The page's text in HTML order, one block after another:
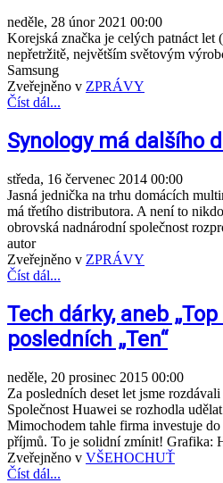
neděle, 28 únor 2021 00:00
Korejská značka je celých patnáct let
nepřetržitě, největším světovým
Samsung
Zveřejněno v ZPRÁVY
Číst dál...
Synology má dalšího
středa, 16 červenec 2014 00:00
Jasná jednička na trhu domácích
má třetího distributora. A není to
obrovská nadnárodní společnost
autor
Zveřejněno v ZPRÁVY
Číst dál...
Tech dárky, aneb „Top
posledních „Ten“
neděle, 20 prosinec 2015 00:00
Za posledních deset let jsme
Společnost Huawei se rozhodla
Mimochodem tahle firma investuje
příjmů. To je solidní zmínit! Grafika:
Zveřejněno v VŠEHOCHUŤ
Číst dál...